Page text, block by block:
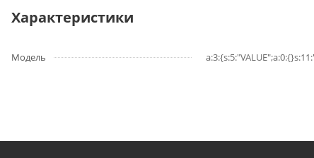
Характеристики
Модель